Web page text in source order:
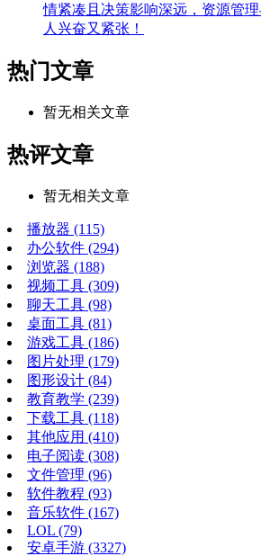
情紧凑且决策影响深远，资源管
人兴奋又紧张！
热门文章
暂无相关文章
热评文章
暂无相关文章
播放器 (115)
办公软件 (294)
浏览器 (188)
视频工具 (309)
聊天工具 (98)
桌面工具 (81)
游戏工具 (186)
图片处理 (179)
图形设计 (84)
教育教学 (239)
下载工具 (118)
其他应用 (410)
电子阅读 (308)
文件管理 (96)
软件教程 (93)
音乐软件 (167)
LOL (79)
安卓手游 (3327)